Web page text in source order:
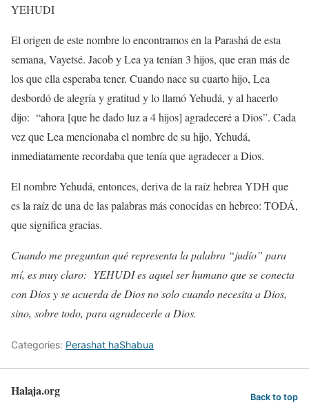
YEHUDI
El origen de este nombre lo encontramos en la Parashá de esta
semana, Vayetsé. Jacob y Lea ya tenían 3 hijos, que eran más de
los que ella esperaba tener. Cuando nace su cuarto hijo, Lea
desbordó de alegría y gratitud y lo llamó Yehudá, y al hacerlo
dijo: “ahora [que he dado luz a 4 hijos] agradeceré a Dios”. Cada
vez que Lea mencionaba el nombre de su hijo, Yehudá,
inmediatamente recordaba que tenía que agradecer a Dios.
El nombre Yehudá, entonces, deriva de la raíz hebrea YDH que
es la raíz de una de las palabras más conocidas en hebreo: TODÁ,
que significa gracias.
Cuando me preguntan qué representa la palabra “judío” para
mí, es muy claro: YEHUDI es aquel ser humano que se conecta
con Dios y se acuerda de Dios no solo cuando necesita a Dios,
sino, sobre todo, para agradecerle a Dios.
Categories: Perashat haShabua
Halaja.org Back to top